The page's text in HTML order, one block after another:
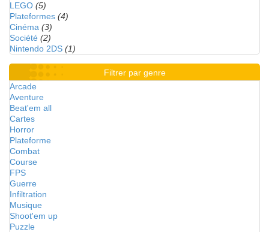
LEGO (5)
Plateformes (4)
Cinéma (3)
Société (2)
Nintendo 2DS (1)
Filtrer par genre
Arcade
Aventure
Beat'em all
Cartes
Horror
Plateforme
Combat
Course
FPS
Guerre
Infiltration
Musique
Shoot'em up
Puzzle